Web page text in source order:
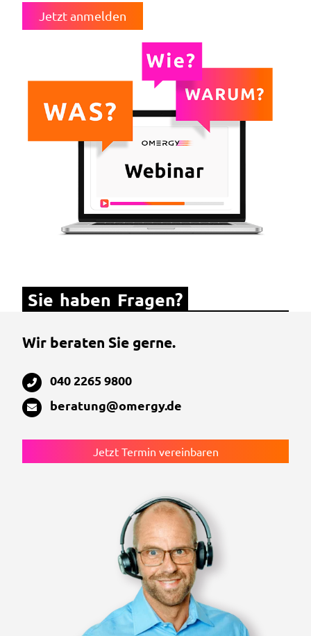
Jetzt anmelden
Sie haben Fragen?
Wir beraten Sie gerne.
040 2265 9800
beratung@omergy.de
Jetzt Termin vereinbaren